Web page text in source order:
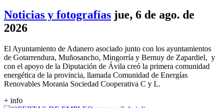
Noticias y fotografías jue, 6 de ago. de
2026
El Ayuntamiento de Adanero asociado junto con los ayuntamientos
de Gotarrendura, Muñosancho, Mingorría y Bernuy de Zapardiel, y
con el apoyo de la Diputación de Ávila creó la primera comunidad
energética de la provincia, llamada Comunidad de Energías
Renovables Morania Sociedad Cooperativa C y L.
+ info